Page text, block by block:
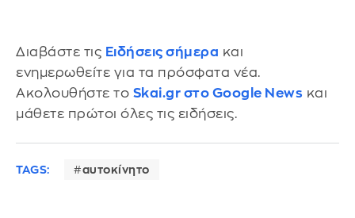
Διαβάστε τις Ειδήσεις σήμερα και
ενημερωθείτε για τα πρόσφατα νέα.
Ακολουθήστε το Skai.gr στο Google News και
μάθετε πρώτοι όλες τις ειδήσεις.
TAGS: αυτοκίνητο